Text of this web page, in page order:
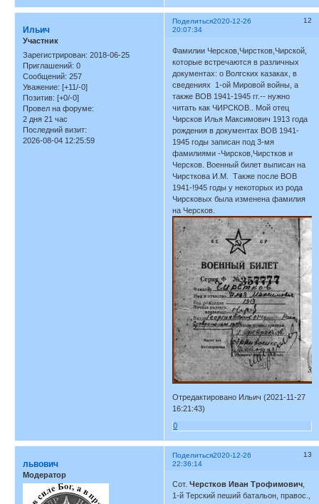
Поделиться 12
2020-12-26
20:07:34
Ильич
Участник
Зарегистрирован: 2018-06-25
Приглашений: 0
Сообщений: 257
Уважение: [+11/-0]
Позитив: [+0/-0]
Провел на форуме:
2 дня 21 час
Последний визит:
2026-08-04 12:25:59
Фамилии Черсков,Чирстков,Чирской,
которые встречаются в различных
документах: о Волгских казаках, в
сведениях 1-ой Мировой войны, а
также ВОВ 1941-1945 гг.-- нужно
читать как ЧИРСКОВ.. Мой отец
Чирсков Илья Максимович 1913 года
рождения в документах ВОВ 1941-
1945 годы записан под 3-мя
фамилиями -Чирсков,Чирстков и
Черсков. Военный билет выписан на
Чирсткова И.М. Также после ВОВ
1941-!945 годы у некоторых из рода
Чирсковых была изменена фамилия
на Черсков.
Отредактировано Ильич (2021-11-27
16:21:43)
0
Поделиться 13
2020-12-26
22:36:14
львович
Модератор
Сот.Черстков Иван Трофимович
1-й Терский пеший батальон, правос.,